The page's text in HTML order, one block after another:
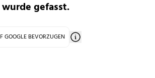
gefasst.
GOOGLE BEVORZUGEN